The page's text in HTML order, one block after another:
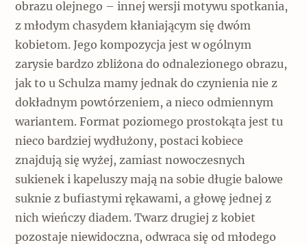
obrazu olejnego – innej wersji motywu spotkania,
z młodym chasydem kłaniającym się dwóm
kobietom. Jego kompozycja jest w ogólnym
zarysie bardzo zbliżona do odnalezionego obrazu,
jak to u Schulza mamy jednak do czynienia nie z
dokładnym powtórzeniem, a nieco odmiennym
wariantem. Format poziomego prostokąta jest tu
nieco bardziej wydłużony, postaci kobiece
znajdują się wyżej, zamiast nowoczesnych
sukienek i kapeluszy mają na sobie długie balowe
suknie z bufiastymi rękawami, a głowę jednej z
nich wieńczy diadem. Twarz drugiej z kobiet
pozostaje niewidoczna, odwraca się od młodego